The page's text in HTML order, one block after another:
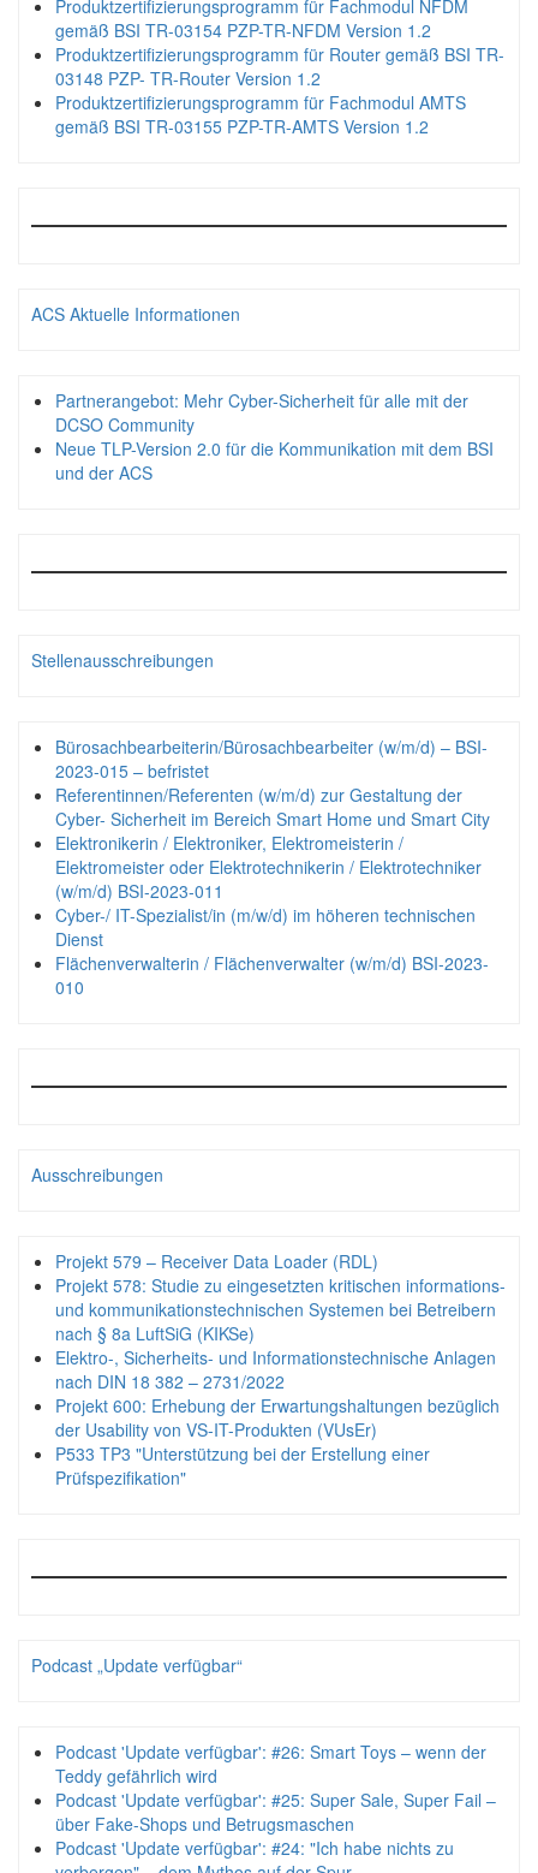
Produktzertifizierungsprogramm für Fachmodul NFDM
gemäß BSI TR-03154 PZP-TR-NFDM Version 1.2
Produktzertifizierungsprogramm für Router gemäß BSI TR-
03148 PZP- TR-Router Version 1.2
Produktzertifizierungsprogramm für Fachmodul AMTS
gemäß BSI TR-03155 PZP-TR-AMTS Version 1.2
ACS Aktuelle Informationen
Partnerangebot: Mehr Cyber-Sicherheit für alle mit der
DCSO Community
Neue TLP-Version 2.0 für die Kommunikation mit dem BSI
und der ACS
Stellenausschreibungen
Bürosachbearbeiterin/Bürosachbearbeiter (w/m/d) – BSI-
2023-015 – befristet
Referentinnen/Referenten (w/m/d) zur Gestaltung der
Cyber- Sicherheit im Bereich Smart Home und Smart City
Elektronikerin / Elektroniker, Elektromeisterin /
Elektromeister oder Elektrotechnikerin / Elektrotechniker
(w/m/d) BSI-2023-011
Cyber-/ IT-Spezialist/in (m/w/d) im höheren technischen
Dienst
Flächenverwalterin / Flächenverwalter (w/m/d) BSI-2023-
010
Ausschreibungen
Projekt 579 – Receiver Data Loader (RDL)
Projekt 578: Studie zu eingesetzten kritischen informations-
und kommunikationstechnischen Systemen bei Betreibern
nach § 8a LuftSiG (KIKSe)
Elektro-, Sicherheits- und Informationstechnische Anlagen
nach DIN 18 382 – 2731/2022
Projekt 600: Erhebung der Erwartungshaltungen bezüglich
der Usability von VS-IT-Produkten (VUsEr)
P533 TP3 "Unterstützung bei der Erstellung einer
Prüfspezifikation"
Podcast „Update verfügbar“
Podcast 'Update verfügbar': #26: Smart Toys – wenn der
Teddy gefährlich wird
Podcast 'Update verfügbar': #25: Super Sale, Super Fail –
über Fake-Shops und Betrugsmaschen
Podcast 'Update verfügbar': #24: "Ich habe nichts zu